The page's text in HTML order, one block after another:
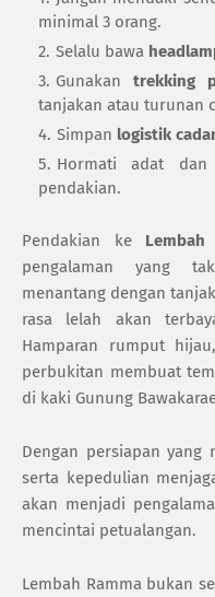
minimal 3 orang.
Selalu bawa
Gunakan trekking
tanjakan atau turunan
Simpan logistik
Hormati adat
pendakian.
Pendakian ke
pengalaman yang
menantang dengan
rasa lelah akan
Hamparan rumput
perbukitan membuat
di kaki Gunung
Dengan persiapan
serta kepedulian
akan menjadi
mencintai petualangan.
Lembah Ramma bukan